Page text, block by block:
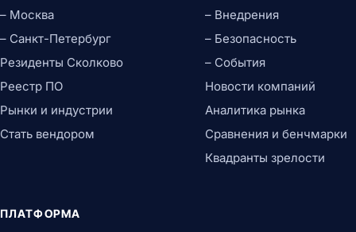
– Москва
– Санкт-Петербург
Резиденты Сколково
Реестр ПО
Рынки и индустрии
Стать вендором
– Внедрения
– Безопасность
– События
Новости компаний
Аналитика рынка
Сравнения и бенчмарки
Квадранты зрелости
ПЛАТФОРМА